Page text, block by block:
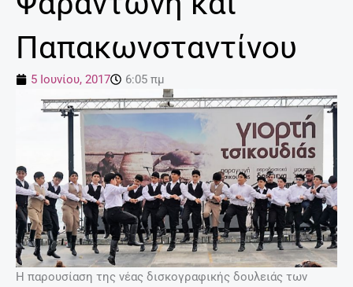
Παπακωνσταντίνου
5 Ιουνίου, 2017 6:05 πμ
Η παρουσίαση της νέας δισκογραφικής δουλειάς των